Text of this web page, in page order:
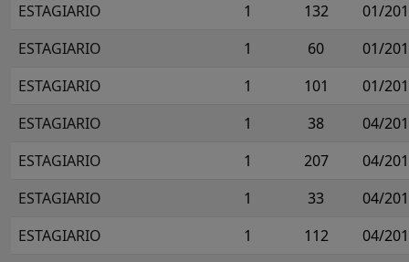
ESTAGIARIO
1 132
01/
ESTAGIARIO
1 60
01/
ESTAGIARIO
1 101
01/
ESTAGIARIO
1 38
04/
ESTAGIARIO
1 207
04/
ESTAGIARIO
1 33
04/
ESTAGIARIO
1 112 04/